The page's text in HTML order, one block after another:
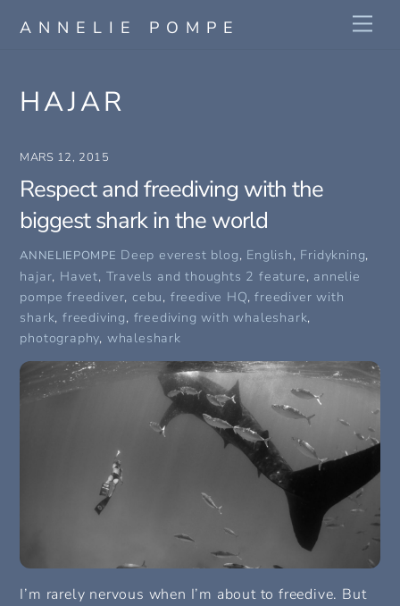
ANNELIE POMPE
HAJAR
MARS 12, 2015
Respect and freediving with the
biggest shark in the world
ANNELIEPOMPE Deep everest blog, English, Fridykning,
hajar, Havet, Travels and thoughts 2 feature, annelie
pompe freediver,cebu, freedive HQ,freediver with
shark,freediving, freediving with whaleshark,
photography, whaleshark
I’m rarely nervous when I’m about to freedive. But